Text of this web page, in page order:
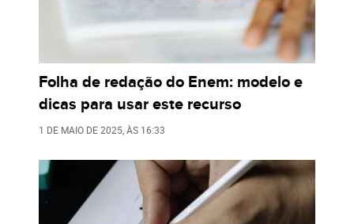
Folha de redação do Enem: modelo e
dicas para usar este recurso
1 DE MAIO DE 2025 , ÀS 16:33